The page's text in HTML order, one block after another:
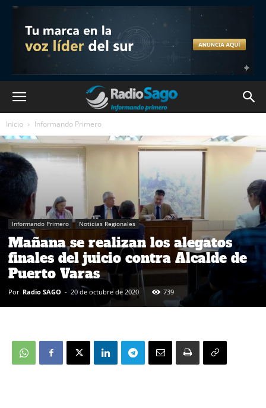
Inicio Informando Primero
Informando Primero Noticias Regionales
Mañana se realizan los alegatos
finales del juicio contra Alcalde de
Puerto Varas
Por Radio SAGO - 20 de octubre de 2020 739